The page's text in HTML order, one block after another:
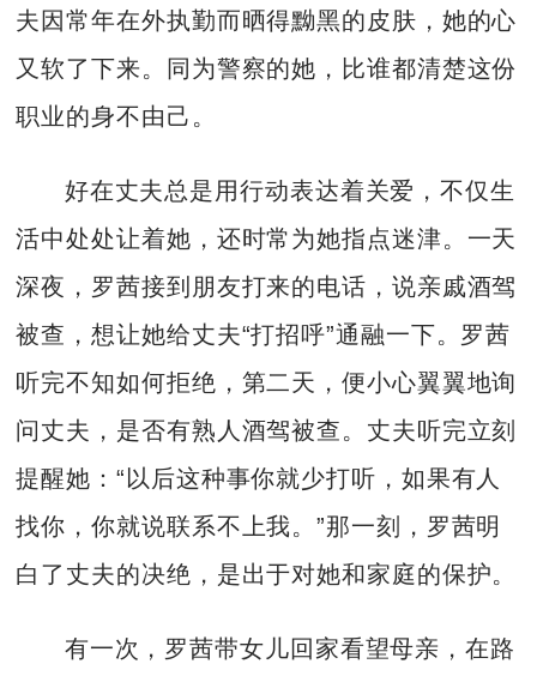
夫因常年在外执勤而晒得黝黑的皮肤，她的心
又软了下来。同为警察的她，比谁都清楚这份
职业的身不由己。
好在丈夫总是用行动表达着关爱，不仅生
活中处处让着她，还时常为她指点迷津。一天
深夜，罗茜接到朋友打来的电话，说亲戚酒驾
被查，想让她给丈夫“打招呼”通融一下。罗茜
听完不知如何拒绝，第二天，便小心翼翼地询
问丈夫，是否有熟人酒驾被查。丈夫听完立刻
提醒她：“以后这种事你就少打听，如果有人
找你，你就说联系不上我。”那一刻，罗茜明
白了丈夫的决绝，是出于对她和家庭的保护。
有一次，罗茜带女儿回家看望母亲，在路